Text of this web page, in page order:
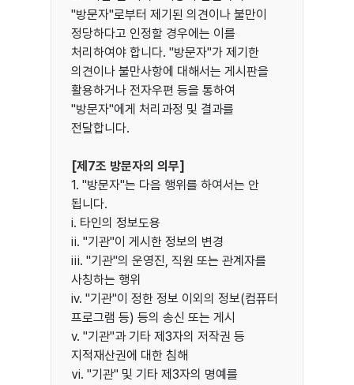
"방문자"로부터 제기된 의견이나 불만이
정당하다고 인정할 경우에는 이를
처리하여야 합니다. "방문자"가 제기한
의견이나 불만사항에 대해서는 게시판을
활용하거나 전자우편 등을 통하여
"방문자"에게 처리과정 및 결과를
전달합니다.
[제7조 방문자의 의무]
1. "방문자"는 다음 행위를 하여서는 안
됩니다.
ⅰ. 타인의 정보도용
ⅱ. "기관"이 게시한 정보의 변경
ⅲ. "기관"의 운영진, 직원 또는 관계자를
사칭하는 행위
ⅳ. "기관"이 정한 정보 이외의 정보(컴퓨터
프로그램 등) 등의 송신 또는 게시
ⅴ. "기관"과 기타 제3자의 저작권 등
지적재산권에 대한 침해
ⅵ. "기관" 및 기타 제3자의 명예를